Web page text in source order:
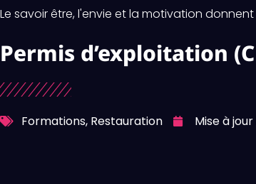
Le savoir être, l'envie et la motivation donnent
Permis d’exploitation
Formations, Restauration Mise à